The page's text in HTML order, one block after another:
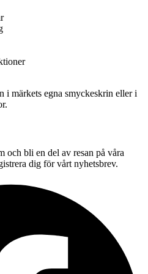
i märkets egna smyckeskrin eller i
och bli en del av resan på våra
dig för vårt nyhetsbrev.